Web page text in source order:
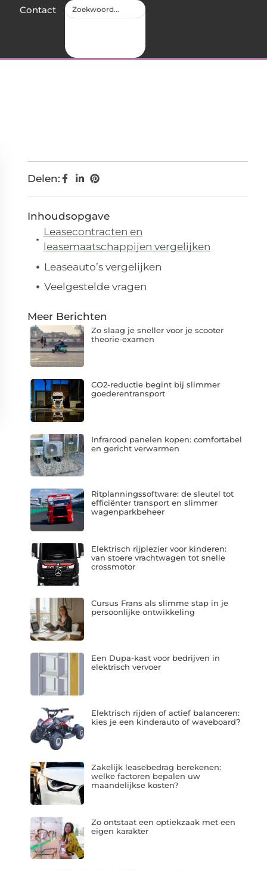
Contact
Delen:
Inhoudsopgave
Leasecontracten en
leasemaatschappijen vergelijken
Leaseauto’s vergelijken
Veelgestelde vragen
Meer Berichten
Zo slaag je sneller voor je scooter
theorie-examen
CO2-reductie begint bij slimmer
goederentransport
Infrarood panelen kopen: comfortabel
en gericht verwarmen
Ritplanningssoftware: de sleutel tot
efficiënter transport en slimmer
wagenparkbeheer
Elektrisch rijplezier voor kinderen:
van stoere vrachtwagen tot snelle
crossmotor
Cursus Frans als slimme stap in je
persoonlijke ontwikkeling
Een Dupa-kast voor bedrijven in
elektrisch vervoer
Elektrisch rijden of actief balanceren:
kies je een kinderauto of waveboard?
Zakelijk leasebedrag berekenen:
welke factoren bepalen uw
maandelijkse kosten?
Zo ontstaat een optiekzaak met een
eigen karakter